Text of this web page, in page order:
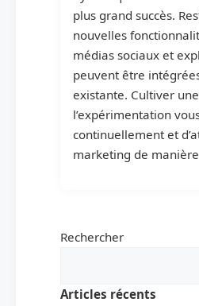
plus grand succès.
nouvelles
médias sociaux et
peuvent être
existante. Cultiver
l’expérimentation
continuellement et
marketing de
Rechercher
Articles récents